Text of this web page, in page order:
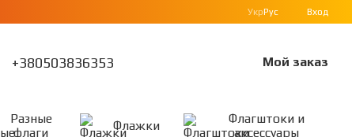
УкрРус Вход
+380503836353 Мой заказ
Разные
флаги
Флажки
Флагштоки и
аксессуары